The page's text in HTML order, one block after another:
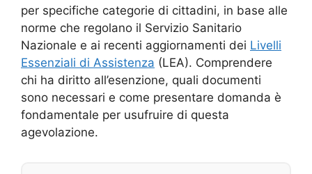
per specifiche categorie di cittadini, in base alle
norme che regolano il Servizio Sanitario
Nazionale e ai recenti aggiornamenti dei Livelli
Essenziali di Assistenza (LEA). Comprendere
chi ha diritto all’esenzione, quali documenti
sono necessari e come presentare domanda è
fondamentale per usufruire di questa
agevolazione.